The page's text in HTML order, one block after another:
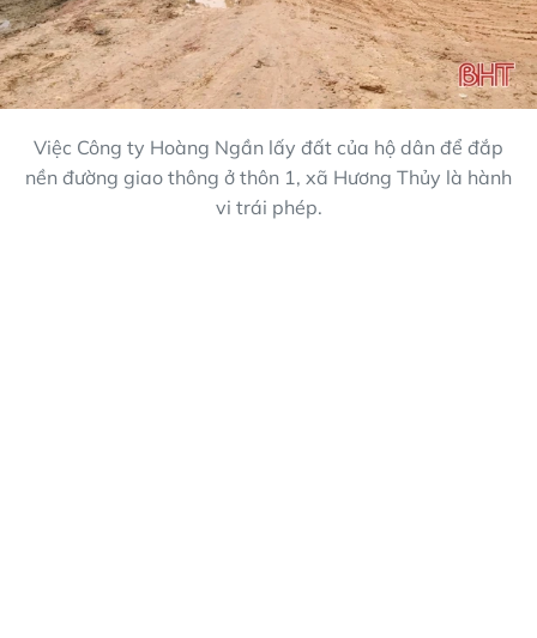
Việc Công ty Hoàng Ngần lấy đất của hộ dân để đắp
nền đường giao thông ở thôn 1, xã Hương Thủy là hành
vi trái phép.